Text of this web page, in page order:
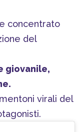
concentrato
del
giovanile,
virali del